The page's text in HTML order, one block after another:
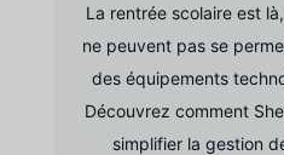
La rentrée scolaire est
ne peuvent pas se
des équipements
Découvrez comment
simplifier la gestion